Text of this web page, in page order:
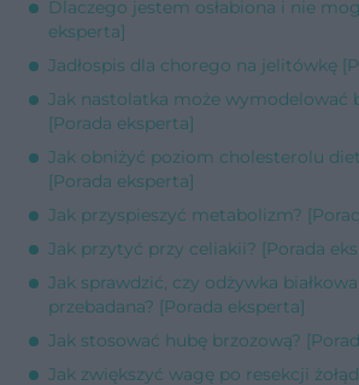
Dlaczego jestem osłabiona i nie
eksperta]
Jadłospis dla chorego na jelitówkę
Jak nastolatka może wymodelować
[Porada eksperta]
Jak obniżyć poziom cholesterolu
[Porada eksperta]
Jak przyspieszyć metabolizm?
Jak przytyć przy celiakii? [Porada
Jak sprawdzić, czy odżywka białkowa
przebadana? [Porada eksperta]
Jak stosować hubę brzozową?
Jak zwiększyć wagę po resekcji